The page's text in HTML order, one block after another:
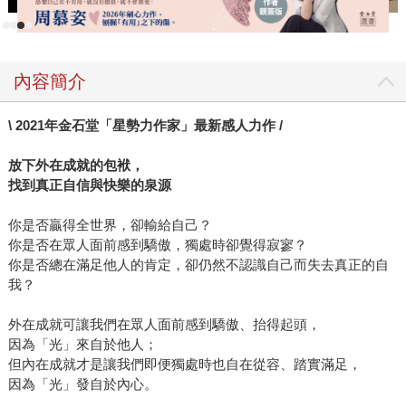
原來，人的意識，可以分為「主意識」和「潛意識」兩個層
面，而這兩個層面都與宇宙緊密相連，能夠召喚相應的事物
志，去獲取我們想要的東西。然而，我們很難操控潛意識，
也很難感知或察覺到我們潛意識的狀態。可是，事情就可怕
在：我們的潛意識，也會召喚相應的事物來到我們身邊！於
會逐漸被恐懼的事物、憂慮的事物、擔心的事物環繞。我們
的心中若充滿著負面的想法，忌妒、憂愁、恐懼等等，那麼
我們仍會被厄運纏身，好事無法登門，只能每天忌妒他人的
好運。而這一切，都是我們自找的。 這樣說乍聽之下很不公
平，我們平時已經很努力了，難道心中累積一點負面情緒都
者：「不能！」千萬不可以讓自己耽溺在負面情緒之中，將
自己的負面情緒正當化，這樣做就是在毀壞自己的命運，把
自己手上的一副好牌給打壞了。 那麼，實際上該怎麼做才好
呢？答案很簡單，就是維持「正向」。凡事正向思考，培養
內容簡介
\ 2021年金石堂「星勢力作家」最新感人力作 /
放下外在成就的包袱，
找到真正自信與快樂的泉源
你是否贏得全世界，卻輸給自己？
你是否在眾人面前感到驕傲，獨處時卻覺得寂寥？
你是否總在滿足他人的肯定，卻仍然不認識自己而失去真正的自
我？
外在成就可讓我們在眾人面前感到驕傲、抬得起頭，
因為「光」來自於他人；
但內在成就才是讓我們即便獨處時也自在從容、踏實滿足，
因為「光」發自於內心。